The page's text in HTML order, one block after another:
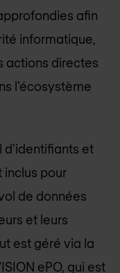
afin
informatique,
actions directes
l'écosystème
et
pour
de données
et leurs
est géré via la
ePO, qui est